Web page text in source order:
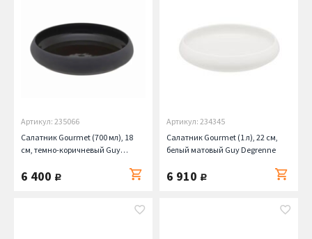
Артикул: 235066
Салатник Gourmet (700 мл), 18
см, темно-коричневый Guy
6 400 руб.
Артикул: 234345
Салатник Gourmet (1 л), 22 см,
белый матовый Guy Degrenne
6 910 руб.